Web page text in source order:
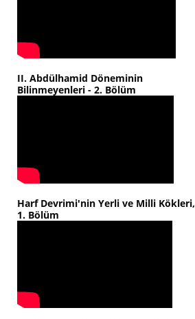
II. Abdülhamid Döneminin
Bilinmeyenleri - 2. Bölüm
Harf Devrimi'nin Yerli ve Milli Kökleri,
1. Bölüm